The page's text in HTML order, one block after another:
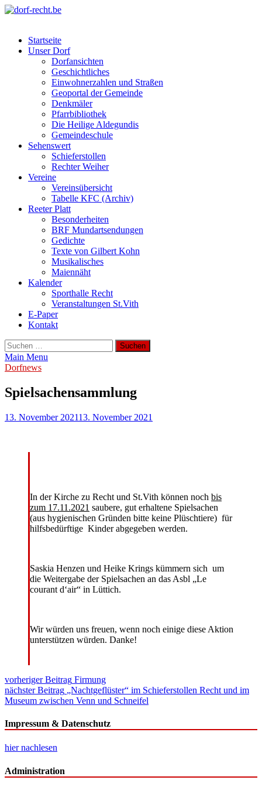
Skip
Startseite
Unser Dorf
Dorfansichten
Geschichtliches
Einwohnerzahlen und Straßen
Geoportal der Gemeinde
Denkmäler
Pfarrbibliothek
Die Heilige Aldegundis
Gemeindeschule
Sehenswert
Schieferstollen
Rechter Weiher
Vereine
Vereinsübersicht
Tabelle KFC (Archiv)
Reeter Platt
Besonderheiten
BRF Mundartsendungen
Gedichte
Texte von Gilbert Kohn
Musikalisches
Maiennäht
Kalender
Sporthalle Recht
Veranstaltungen St.Vith
E-Paper
Kontakt
Suchen
nach:
Main Menu
Dorfnews
Spielsachensammlung
13. November 202113. November 2021
In der Kirche zu Recht und St.Vith können noch bis
zum 17.11.2021 saubere, gut erhaltene Spielsachen
(aus hygienischen Gründen bitte keine Plüschtiere) für
hilfsbedürftige Kinder abgegeben werden.
Saskia Henzen und Heike Krings kümmern sich um
die Weitergabe der Spielsachen an das Asbl „Le
courant d‘air“ in Lüttich.
Wir würden uns freuen, wenn noch einige diese Aktion
unterstützen würden. Danke!
Beitragsnavigation
vorheriger Beitrag Firmung
nächster Beitrag „Nachtgeflüster“ im Schieferstollen Recht und im
Museum zwischen Venn und Schneifel
Impressum & Datenschutz
hier nachlesen
Administration